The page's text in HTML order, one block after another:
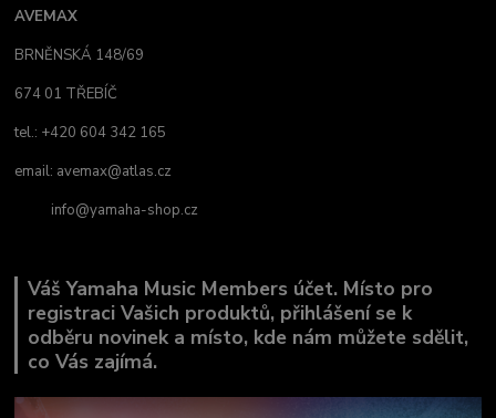
AVEMAX
BRNĚNSKÁ 148/69
674 01 TŘEBÍČ
tel.: +420 604 342 165
email: avemax@atlas.cz
info@yamaha-shop.cz
Váš Yamaha Music Members účet. Místo pro
registraci Vašich produktů, přihlášení se k
odběru novinek a místo, kde nám můžete sdělit,
co Vás zajímá.